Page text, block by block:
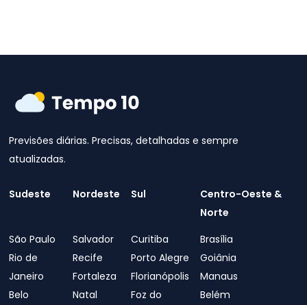
Previsões diárias. Precisas, detalhadas e sempre
atualizadas.
Sudeste
São Paulo
Rio de
Janeiro
Belo
Nordeste
Salvador
Recife
Fortaleza
Natal
Sul
Curitiba
Porto Alegre
Florianópolis
Foz do
Centro-Oeste &
Norte
Brasília
Goiânia
Manaus
Belém